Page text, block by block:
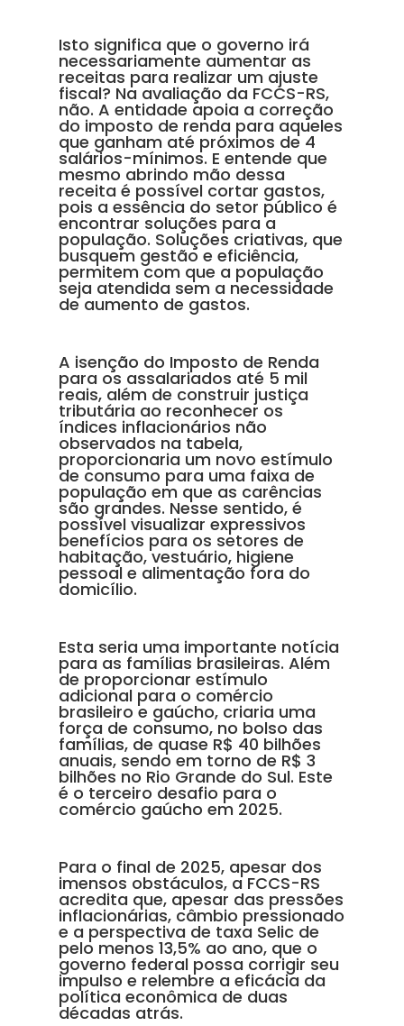
Isto significa que o governo irá
necessariamente aumentar as
receitas para realizar um ajuste
fiscal? Na avaliação da FCCS-RS,
não. A entidade apoia a correção
do imposto de renda para aqueles
que ganham até próximos de 4
salários-mínimos. E entende que
mesmo abrindo mão dessa
receita é possível cortar gastos,
pois a essência do setor público é
encontrar soluções para a
população. Soluções criativas, que
busquem gestão e eficiência,
permitem com que a população
seja atendida sem a necessidade
de aumento de gastos.
A isenção do Imposto de Renda
para os assalariados até 5 mil
reais, além de construir justiça
tributária ao reconhecer os
índices inflacionários não
observados na tabela,
proporcionaria um novo estímulo
de consumo para uma faixa de
população em que as carências
são grandes. Nesse sentido, é
possível visualizar expressivos
benefícios para os setores de
habitação, vestuário, higiene
pessoal e alimentação fora do
domicílio.
Esta seria uma importante notícia
para as famílias brasileiras. Além
de proporcionar estímulo
adicional para o comércio
brasileiro e gaúcho, criaria uma
força de consumo, no bolso das
famílias, de quase R$ 40 bilhões
anuais, sendo em torno de R$ 3
bilhões no Rio Grande do Sul. Este
é o terceiro desafio para o
comércio gaúcho em 2025.
Para o final de 2025, apesar dos
imensos obstáculos, a FCCS-RS
acredita que, apesar das pressões
inflacionárias, câmbio pressionado
e a perspectiva de taxa Selic de
pelo menos 13,5% ao ano, que o
governo federal possa corrigir seu
impulso e relembre a eficácia da
política econômica de duas
décadas atrás.